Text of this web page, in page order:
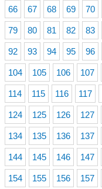
66 67 68 69 70
79 80 81 82 83
92 93 94 95 96
104 105 106 107
114 115 116 117
124 125 126 127
134 135 136 137
144 145 146 147
154 155 156 157